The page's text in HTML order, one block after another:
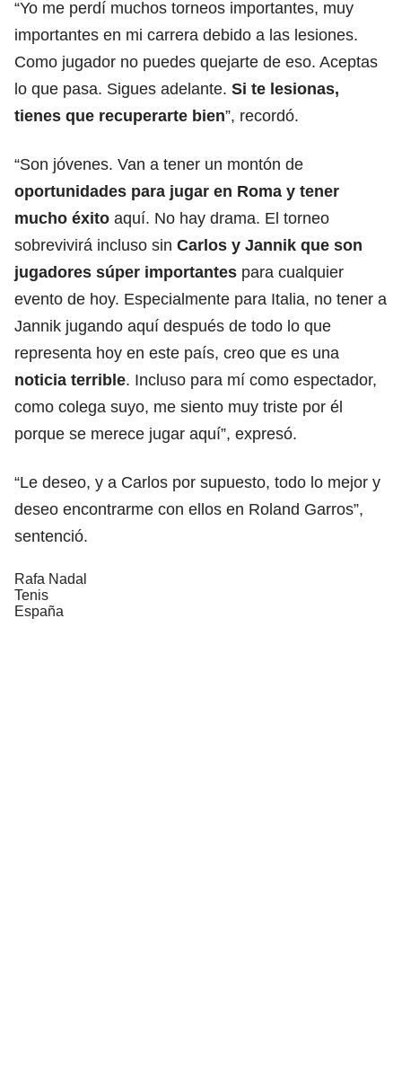
“Yo me perdí muchos torneos importantes, muy
importantes en mi carrera debido a las lesiones.
Como jugador no puedes quejarte de eso. Aceptas
lo que pasa. Sigues adelante. Si te lesionas,
tienes que recuperarte bien”, recordó.
“Son jóvenes. Van a tener un montón de
oportunidades para jugar en Roma y tener
mucho éxito aquí. No hay drama. El torneo
sobrevivirá incluso sin Carlos y Jannik que son
jugadores súper importantes para cualquier
evento de hoy. Especialmente para Italia, no tener a
Jannik jugando aquí después de todo lo que
representa hoy en este país, creo que es una
noticia terrible. Incluso para mí como espectador,
como colega suyo, me siento muy triste por él
porque se merece jugar aquí”, expresó.
“Le deseo, y a Carlos por supuesto, todo lo mejor y
deseo encontrarme con ellos en Roland Garros”,
sentenció.
Rafa Nadal
Tenis
España